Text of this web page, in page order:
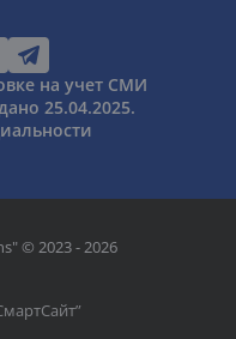
на учет СМИ
25.04.2025.
© 2023 - 2026
”